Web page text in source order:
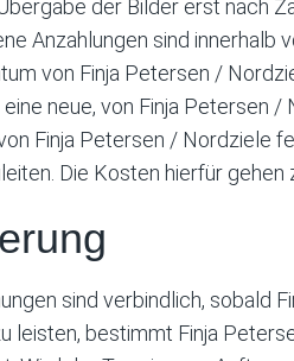
der Bilder erst nach
Anzahlungen sind
von Finja Petersen /
neue, von Finja
Finja Petersen /
Die Kosten hierfür gehen
sind verbindlich, sobald
leisten, bestimmt Finja